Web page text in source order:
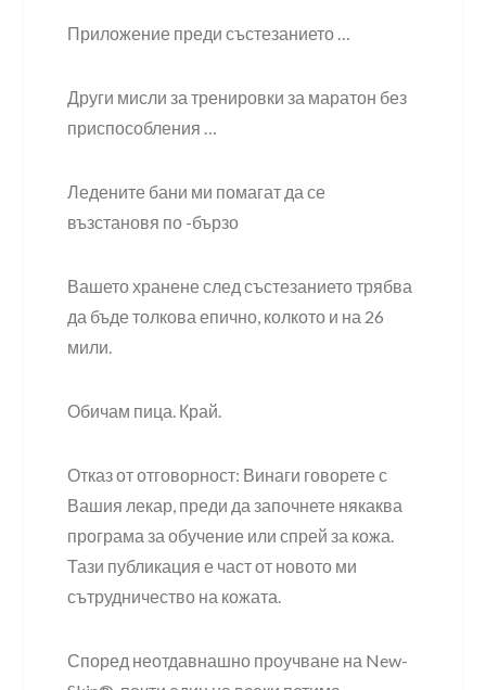
Приложение преди състезанието …
Други мисли за тренировки за маратон без
приспособления …
Ледените бани ми помагат да се
възстановя по -бързо
Вашето хранене след състезанието трябва
да бъде толкова епично, колкото и на 26
мили.
Обичам пица. Край.
Отказ от отговорност: Винаги говорете с
Вашия лекар, преди да започнете някаква
програма за обучение или спрей за кожа.
Тази публикация е част от новото ми
сътрудничество на кожата.
Според неотдавнашно проучване на New-